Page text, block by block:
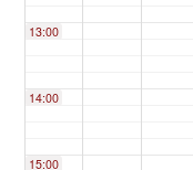
13:00
14:00
15:00